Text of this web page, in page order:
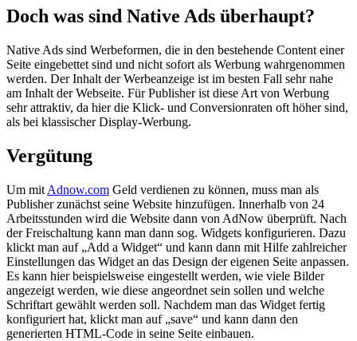
Doch was sind Native Ads überhaupt?
Native Ads sind Werbeformen, die in den bestehende Content einer
Seite eingebettet sind und nicht sofort als Werbung wahrgenommen
werden. Der Inhalt der Werbeanzeige ist im besten Fall sehr nahe
am Inhalt der Webseite. Für Publisher ist diese Art von Werbung
sehr attraktiv, da hier die Klick- und Conversionraten oft höher sind,
als bei klassischer Display-Werbung.
Vergütung
Um mit Adnow.com Geld verdienen zu können, muss man als
Publisher zunächst seine Website hinzufügen. Innerhalb von 24
Arbeitsstunden wird die Website dann von AdNow überprüft. Nach
der Freischaltung kann man dann sog. Widgets konfigurieren. Dazu
klickt man auf „Add a Widget“ und kann dann mit Hilfe zahlreicher
Einstellungen das Widget an das Design der eigenen Seite anpassen.
Es kann hier beispielsweise eingestellt werden, wie viele Bilder
angezeigt werden, wie diese angeordnet sein sollen und welche
Schriftart gewählt werden soll. Nachdem man das Widget fertig
konfiguriert hat, klickt man auf „save“ und kann dann den
generierten HTML-Code in seine Seite einbauen.